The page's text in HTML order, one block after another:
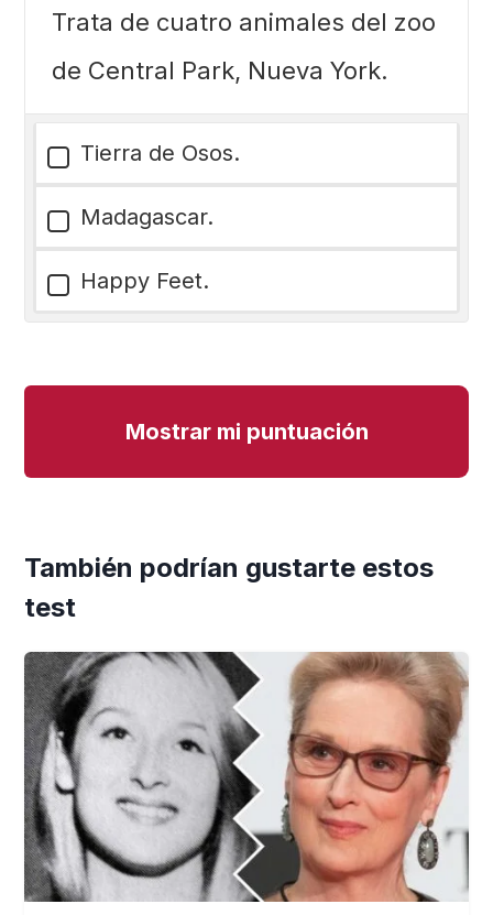
Trata de cuatro animales del zoo
de Central Park, Nueva York.
Tierra de Osos.
Madagascar.
Happy Feet.
Mostrar mi puntuación
También podrían gustarte estos
test